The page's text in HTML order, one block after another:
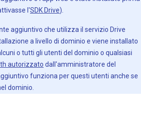
l'SDK Drive).
aggiuntivo che utilizza il servizio Drive
a livello di dominio e viene installato
o tutti gli utenti del dominio o qualsiasi
autorizzato dall'amministratore del
funziona per questi utenti anche se
dominio.